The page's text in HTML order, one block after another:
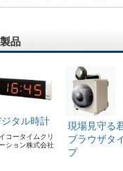
品
タル時計
コータイムクリ
ション株式会社
現場見守る
ブラウザタ
プ